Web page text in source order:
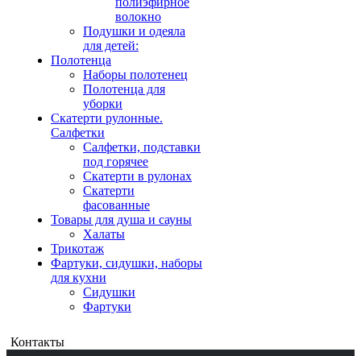
волокно
Подушки и одеяла
для детей:
Полотенца
Наборы полотенец
Полотенца для
уборки
Скатерти рулонные.
Салфетки
Салфетки, подставки
под горячее
Скатерти в рулонах
Скатерти
фасованные
Товары для душа и сауны
Халаты
Трикотаж
Фартуки, сидушки, наборы
для кухни
Сидушки
Фартуки
Контакты